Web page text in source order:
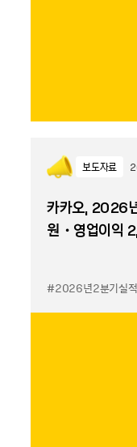
보도자료
카카오, 2026
원・영업이익
#2026년2분기실